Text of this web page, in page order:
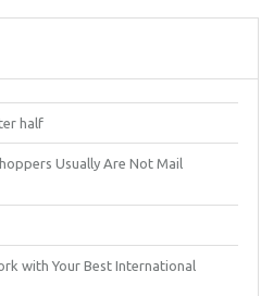
half
Usually Are Not Mail
with Your Best International